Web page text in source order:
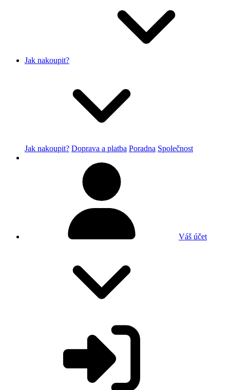
Jak nakoupit?
Jak nakoupit? Doprava a platba Poradna Společnost
Váš účet